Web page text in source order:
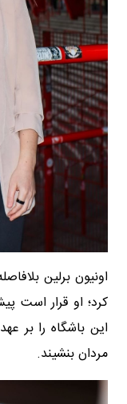
اونیون برلین
کرد؛ او قرار است
این باشگاه را بر
مردان بنشیند.